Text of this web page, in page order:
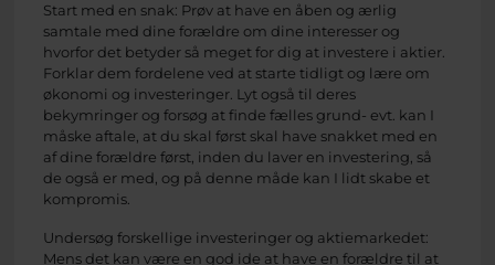
Start med en snak: Prøv at have en åben og ærlig
samtale med dine forældre om dine interesser og
hvorfor det betyder så meget for dig at investere i aktier.
Forklar dem fordelene ved at starte tidligt og lære om
økonomi og investeringer. Lyt også til deres
bekymringer og forsøg at finde fælles grund- evt. kan I
måske aftale, at du skal først skal have snakket med en
af dine forældre først, inden du laver en investering, så
de også er med, og på denne måde kan I lidt skabe et
kompromis.
Undersøg forskellige investeringer og aktiemarkedet:
Mens det kan være en god ide at have en forældre til at